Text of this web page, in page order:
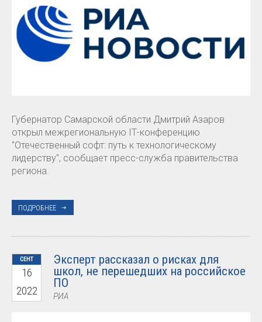
Губернатор Самарской области Дмитрий Азаров
открыл межрегиональную IТ-конференцию
"Отечественный софт: путь к технологическому
лидерству", сообщает пресс-служба правительства
региона.
ПОДРОБНЕЕ
СЕНТ
16
2022
Эксперт рассказал о рисках для
школ, не перешедших на российское
ПО
РИА